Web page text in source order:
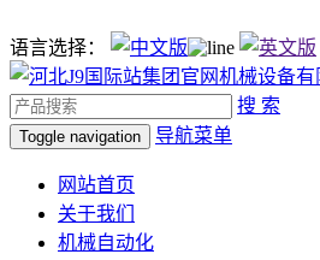
语言选择：
搜 索
Toggle navigation 导航菜单
网站首页
关于我们
机械自动化